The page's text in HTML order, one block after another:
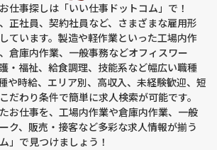
仕事探しは「いい仕事ドットコム」で！
正社員、契約社員など、さまざまな雇用形
ています。製造や軽作業といった工場内作
倉庫内作業、一般事務などオフィスワー
・福祉、給食調理、技能系など幅広い職種
や時給、エリア別、高収入、未経験歓迎、短
だわり条件で簡単に求人検索が可能です。
お仕事を、工場内作業や倉庫内作業、一般
ク、販売・接客など多彩な求人情報が揃う
」で見つけましょう！